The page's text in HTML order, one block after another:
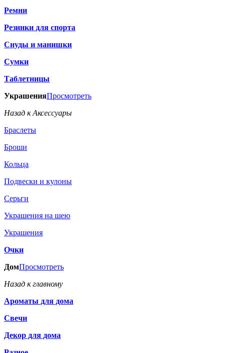
Ремни
Резинки для спорта
Снуды и манишки
Сумки
Таблетницы
УкрашенияПросмотреть
Назад к Аксессуары
Браслеты
Броши
Кольца
Подвески и кулоны
Серьги
Украшения на шею
Украшения
Очки
ДомПросмотреть
Назад к главному
Ароматы для дома
Свечи
Декор для дома